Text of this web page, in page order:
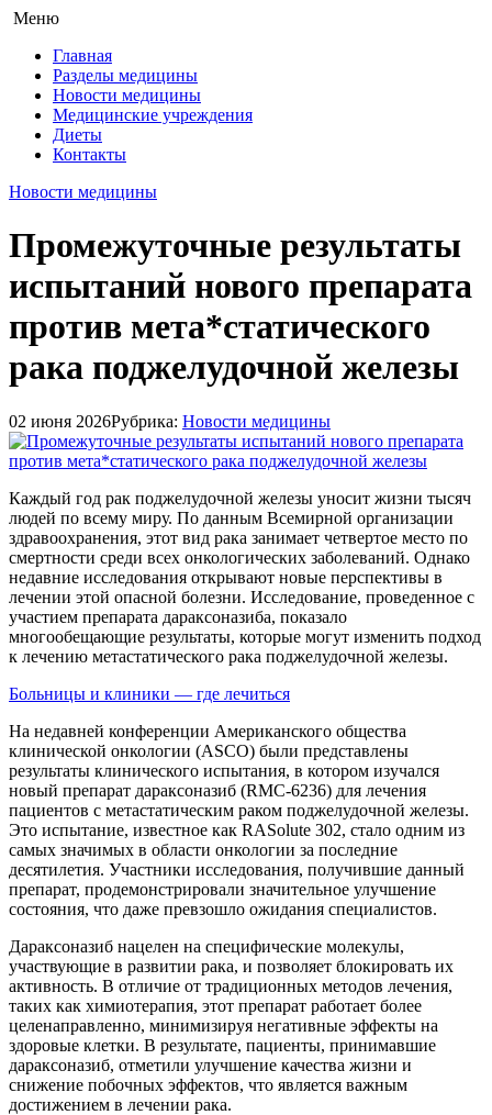
Меню
Главная
Разделы медицины
Новости медицины
Медицинские учреждения
Диеты
Контакты
Новости медицины
Промежуточные результаты
испытаний нового препарата
против мета*статического
рака поджелудочной железы
02 июня 2026Рубрика: Новости медицины
Каждый год рак поджелудочной железы уносит жизни тысяч
людей по всему миру. По данным Всемирной организации
здравоохранения, этот вид рака занимает четвертое место по
смертности среди всех онкологических заболеваний. Однако
недавние исследования открывают новые перспективы в
лечении этой опасной болезни. Исследование, проведенное с
участием препарата дараксоназиба, показало
многообещающие результаты, которые могут изменить подход
к лечению метастатического рака поджелудочной железы.
Больницы и клиники — где лечиться
На недавней конференции Американского общества
клинической онкологии (ASCO) были представлены
результаты клинического испытания, в котором изучался
новый препарат дараксоназиб (RMC-6236) для лечения
пациентов с метастатическим раком поджелудочной железы.
Это испытание, известное как RASolute 302, стало одним из
самых значимых в области онкологии за последние
десятилетия. Участники исследования, получившие данный
препарат, продемонстрировали значительное улучшение
состояния, что даже превзошло ожидания специалистов.
Дараксоназиб нацелен на специфические молекулы,
участвующие в развитии рака, и позволяет блокировать их
активность. В отличие от традиционных методов лечения,
таких как химиотерапия, этот препарат работает более
целенаправленно, минимизируя негативные эффекты на
здоровые клетки. В результате, пациенты, принимавшие
дараксоназиб, отметили улучшение качества жизни и
снижение побочных эффектов, что является важным
достижением в лечении рака.